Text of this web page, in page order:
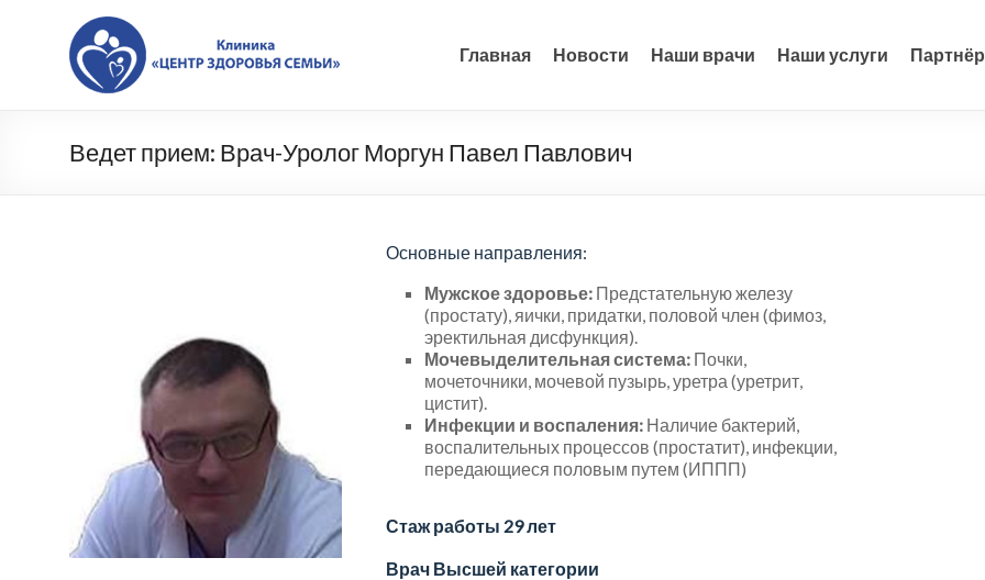
Клиника
«Центр
Семьи»,
диагностика
лечение
заболеваний,
профилактика
нарушений
Главная Новости Наши врачи Наши услуги
Ведет прием: Врач-Уролог Моргун Павел Павлович
Основные направления:
Мужское здоровье:Предстательную железу
(простату), яички, придатки, половой член (фимоз,
эректильная дисфункция).
Мочевыделительная система:Почки,
мочеточники, мочевой пузырь, уретра (уретрит,
цистит).
Инфекции и воспаления:Наличие бактерий,
воспалительных процессов (простатит), инфекции,
передающиеся половым путем (ИППП)
Стаж работы 29 лет
Врач Высшей категории